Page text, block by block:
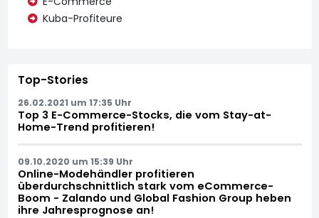
Kuba-Profiteure
Top-Stories
26.02.2021 um 17:35 Uhr
Top 3 E-Commerce-Stocks, die vom Stay-at-
Home-Trend profitieren!
09.10.2020 um 15:39 Uhr
Online-Modehändler profitieren
überdurchschnittlich stark vom eCommerce-
Boom - Zalando und Global Fashion Group heben
ihre Jahresprognose an!